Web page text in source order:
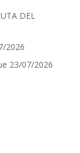
DEL
2026
23/07/2026